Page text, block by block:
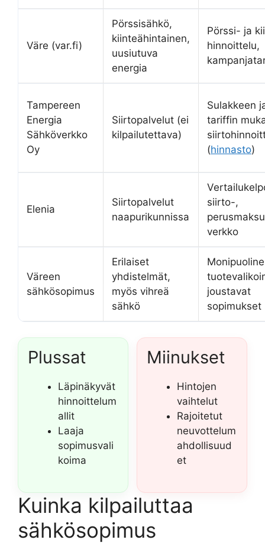
Väre (var.fi)
Pörssisähkö,
kiinteähintainen,
uusiutuva
energia
Pörssi- ja
hinnoittelu,
Tampereen
Energia
Sähköverkko
Oy
Siirtopalvelut (ei
kilpailutettava)
Sulakkeen
tariffin
(hinnasto)
Elenia
Siirtopalvelut
naapurikunnissa
siirto-,
verkko
Väreen
sähkösopimus
Erilaiset
yhdistelmät,
myös vihreä
sähkö
joustavat
sopimukset
Plussat
Läpinäkyvät
hinnoittelum
allit
Laaja
sopimusvali
koima
Miinukset
Hintojen
vaihtelut
Rajoitetut
neuvottelum
ahdollisuud
et
Kuinka kilpailuttaa
sähkösopimus